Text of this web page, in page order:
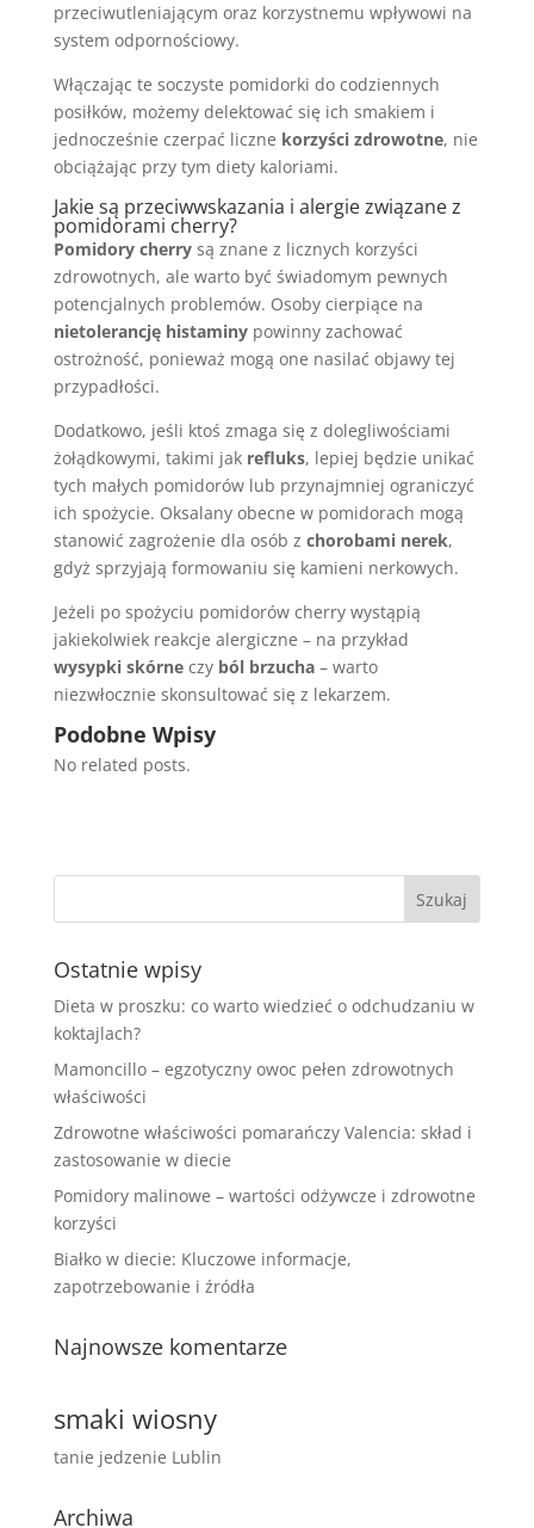
przeciwutleniającym oraz korzystnemu wpływowi na
system odpornościowy.
Włączając te soczyste pomidorki do codziennych
posiłków, możemy delektować się ich smakiem i
jednocześnie czerpać liczne korzyści zdrowotne, nie
obciążając przy tym diety kaloriami.
Jakie są przeciwwskazania i alergie związane z
pomidorami cherry?
Pomidory cherrysą znane z licznych korzyści
zdrowotnych, ale warto być świadomym pewnych
potencjalnych problemów. Osoby cierpiące na
nietolerancję histaminypowinny zachować
ostrożność, ponieważ mogą one nasilać objawy tej
przypadłości.
Dodatkowo, jeśli ktoś zmaga się z dolegliwościami
żołądkowymi, takimi jak refluks, lepiej będzie unikać
tych małych pomidorów lub przynajmniej ograniczyć
ich spożycie. Oksalany obecne w pomidorach mogą
stanowić zagrożenie dla osób z chorobami nerek,
gdyż sprzyjają formowaniu się kamieni nerkowych.
Jeżeli po spożyciu pomidorów cherry wystąpią
jakiekolwiek reakcje alergiczne – na przykład
wysypki skórneczy ból brzucha– warto
niezwłocznie skonsultować się z lekarzem.
Podobne Wpisy
No related posts.
Ostatnie wpisy
Dieta w proszku: co warto wiedzieć o odchudzaniu w
koktajlach?
Mamoncillo – egzotyczny owoc pełen zdrowotnych
właściwości
Zdrowotne właściwości pomarańczy Valencia: skład i
zastosowanie w diecie
Pomidory malinowe – wartości odżywcze i zdrowotne
korzyści
Białko w diecie: Kluczowe informacje,
zapotrzebowanie i źródła
Najnowsze komentarze
smaki wiosny
tanie jedzenie Lublin
Archiwa